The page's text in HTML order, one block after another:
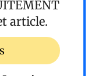
article.